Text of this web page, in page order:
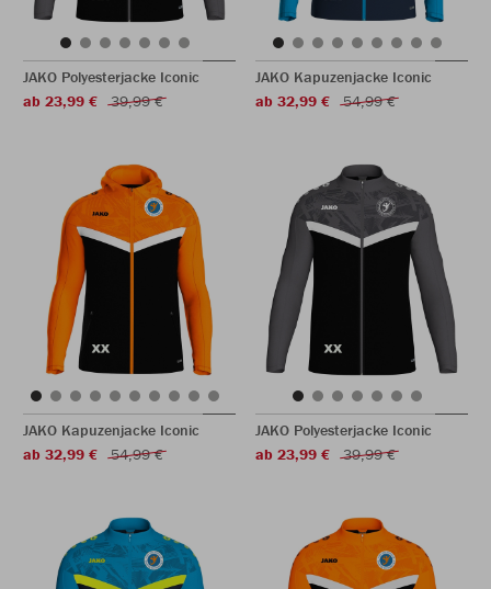
JAKO Polyesterjacke Iconic
ab 23,99 €
39,99 €
JAKO Kapuzenjacke Iconic
ab 32,99 €
54,99 €
JAKO Kapuzenjacke Iconic
ab 32,99 €
54,99 €
JAKO Polyesterjacke Iconic
ab 23,99 €
39,99 €